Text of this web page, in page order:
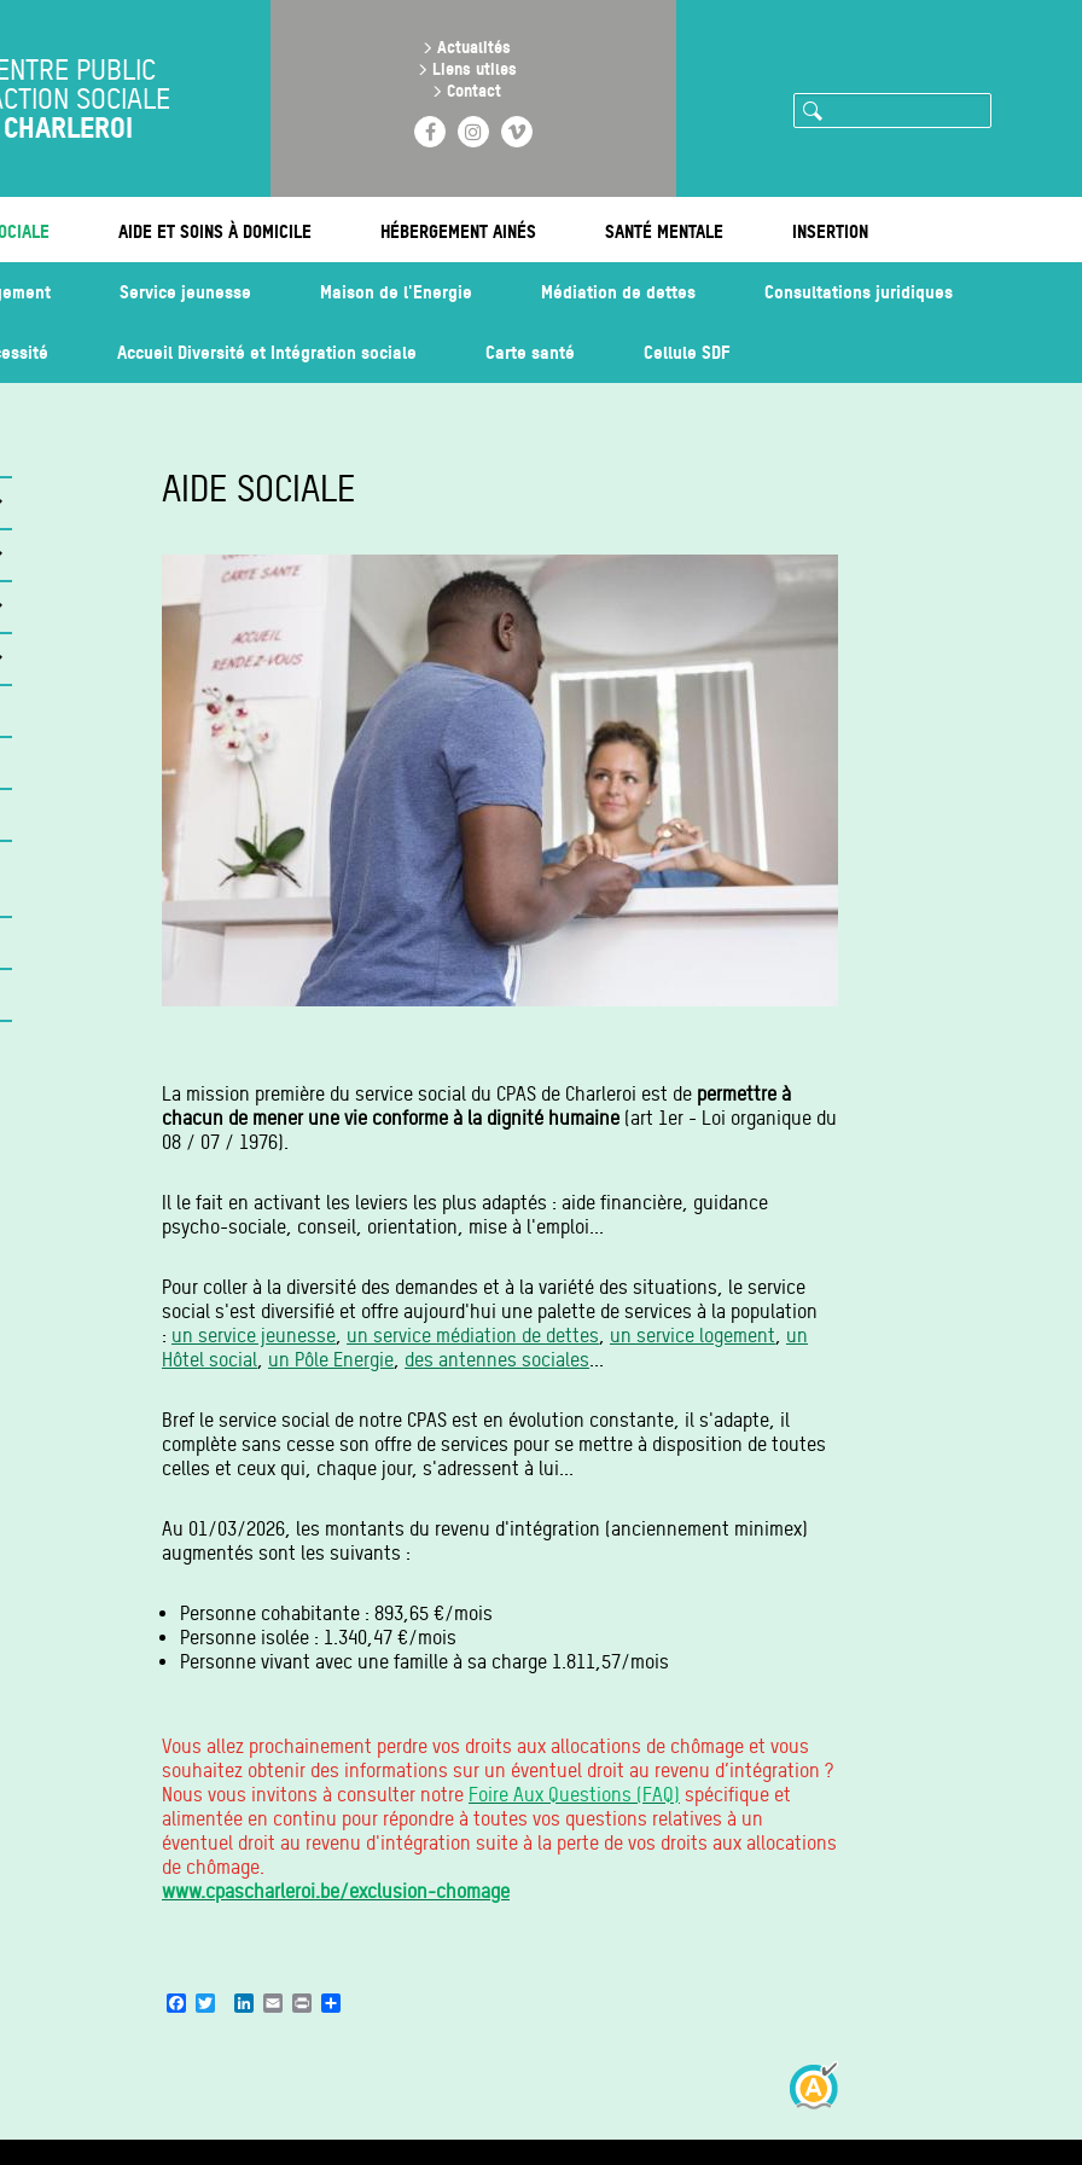
PUBLIC
SOCIALE
CHARLEROI
> Actualités
> Liens utiles
> Contact
FacebookInstagram
Vimeo
Rechercher
AIDE ET SOINS À DOMICILE HÉBERGEMENT AINÉS SANTÉ MENTALE INSERTION
Service jeunesse Maison de l'Energie Médiation de dettes Consultations juridiques
Accueil Diversité et Intégration sociale Carte santé Cellule SDF
AIDE SOCIALE
La mission première du service social du CPAS de Charleroi est de permettre à
chacun de mener une vie conforme à la dignité humaine (art 1er - Loi organique du
08 / 07 / 1976).
Il le fait en activant les leviers les plus adaptés : aide financière, guidance
psycho-sociale, conseil, orientation, mise à l'emploi...
Pour coller à la diversité des demandes et à la variété des situations, le service
social s'est diversifié et offre aujourd'hui une palette de services à la population
: un service jeunesse, un service médiation de dettes, un service logement, un
Hôtel social, un Pôle Energie, des antennes sociales...
Bref le service social de notre CPAS est en évolution constante, il s'adapte, il
complète sans cesse son offre de services pour se mettre à disposition de toutes
celles et ceux qui, chaque jour, s'adressent à lui...
Au 01/03/2026, les montants du revenu d'intégration (anciennement minimex)
augmentés sont les suivants :
Personne cohabitante : 893,65 €/mois
Personne isolée : 1.340,47 €/mois
Personne vivant avec une famille à sa charge 1.811,57/mois
Vous allez prochainement perdre vos droits aux allocations de chômage et vous
souhaitez obtenir des informations sur un éventuel droit au revenu d’intégration ?
Nous vous invitons à consulter notre Foire Aux Questions (FAQ) spécifique et
alimentée en continu pour répondre à toutes vos questions relatives à un
éventuel droit au revenu d'intégration suite à la perte de vos droits aux allocations
de chômage.
www.cpascharleroi.be/exclusion-chomage
Facebook
TwitterLinkedIn
EmailPrint